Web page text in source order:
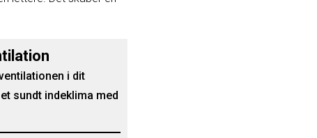
i dit
sundt indeklima med